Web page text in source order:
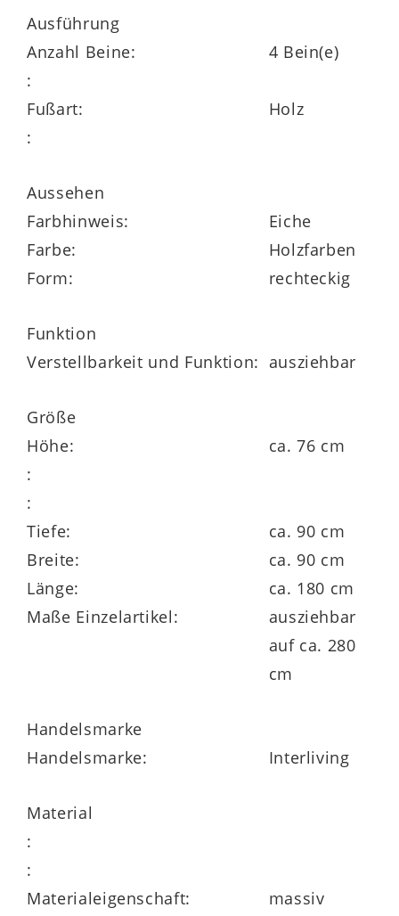
der Funktionstisch von ca. 180 bis 280 cm
ausziehbar. Somit können Sie ihn bei
Bedarf im Handumdrehen verlängern –
etwa wenn Sie Gäste zum gemeinsamen
sich die Maße des Esstisches auf ca. 180 –
280 x 76 x 90 cm (BxHxT).
ein umfangreiches Esszimmerprogramm,
das den Tisch mit und ohne
auch aus Massivholz umfasst. Was das
passende Stühle erhältlich.
Alle Möbel der Serie haben
Herstellergarantie
Ausführung
Anzahl Beine:
4 Bein(e)
:
Fußart:
Holz
:
Aussehen
Farbhinweis:
Eiche
Farbe:
Holzfarben
Form:
rechteckig
Funktion
Verstellbarkeit und Funktion: ausziehbar
Größe
Höhe:
ca. 76 cm
:
:
Tiefe:
ca. 90 cm
Breite:
ca. 90 cm
Länge:
ca. 180 cm
Maße Einzelartikel:
ausziehbar
auf ca. 280
cm
Handelsmarke
Handelsmarke:
Interliving
Material
:
:
Materialeigenschaft:
massiv